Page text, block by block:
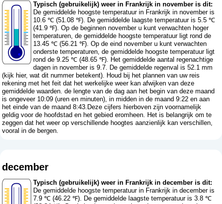
Typisch (gebruikelijk) weer in Frankrijk in november is dit:
De gemiddelde hoogste temperatuur in Frankrijk in november is
10.6 ℃ (51.08 ℉). De gemiddelde laagste temperatuur is 5.5 ℃
(41.9 ℉). Op de beginnen november u kunt verwachten hoger
temperaturen, de gemiddelde hoogste temperatuur ligt rond de
13.45 ℃ (56.21 ℉). Op de eind november u kunt verwachten
onderste temperaturen, de gemiddelde hoogste temperatuur ligt
rond de 9.25 ℃ (48.65 ℉). Het gemiddelde aantal regenachtige
dagen in november is 9.7. De gemiddelde regenval is 52.1 mm
(kijk hier, wat dit nummer betekent). Houd bij het plannen van uw reis
rekening met het feit dat het werkelijke weer kan afwijken van deze
gemiddelde waarden. de lengte van de dag aan het begin van deze maand
is ongeveer 10:09 (uren en minuten), in midden in de maand 9:22 en aan
het einde van de maand 8:43.Deze cijfers hierboven zijn voornamelijk
geldig voor de hoofdstad en het gebied eromheen. Het is belangrijk om te
zeggen dat het weer op verschillende hoogtes aanzienlijk kan verschillen,
vooral in de bergen.
december
Typisch (gebruikelijk) weer in Frankrijk in december is dit:
De gemiddelde hoogste temperatuur in Frankrijk in december is
7.9 ℃ (46.22 ℉). De gemiddelde laagste temperatuur is 3.8 ℃